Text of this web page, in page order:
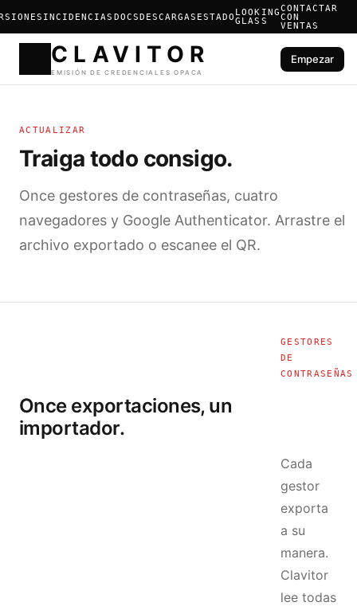
INCIDENCIAS DOCSDESCARGAS ESTADO LOOKING
GLASS
CONTACTAR
CON
VENTAS
EMISIÓN DE CREDENCIALES
Empezar
ACTUALIZAR
Traiga todo consigo.
Once gestores de contraseñas, cuatro
navegadores y Google Authenticator. Arrastre el
archivo exportado o escanee el QR.
GESTORES
DE
CONTRASEÑAS
Once exportaciones, un
importador.
Cada
gestor
exporta
a su
manera.
Clavitor
lee todas